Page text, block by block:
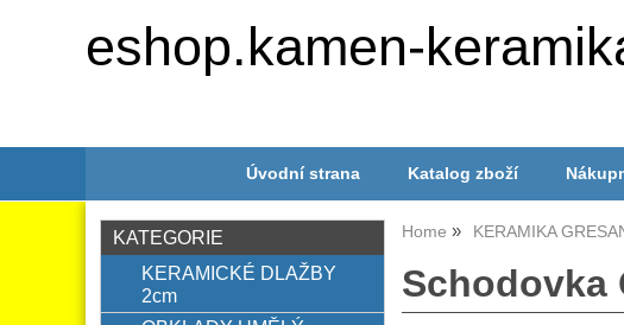
eshop.kamen-
Úvodní strana Katalog zboží
Home KERAMIKA
Schodovka
KATEGORIE
KERAMICKÉ DLAŽBY
2cm